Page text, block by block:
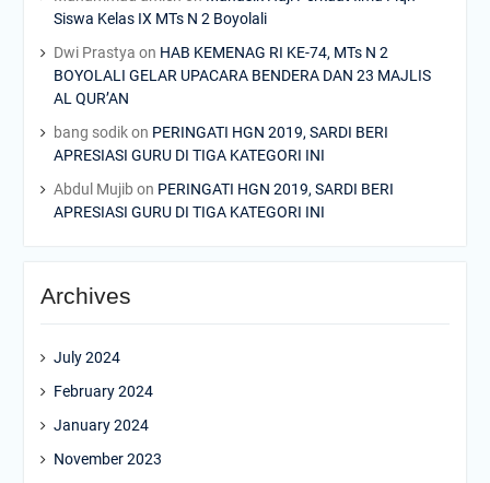
Siswa Kelas IX MTs N 2 Boyolali
Dwi Prastya on HAB KEMENAG RI KE-74, MTs N 2
BOYOLALI GELAR UPACARA BENDERA DAN 23 MAJLIS
AL QUR’AN
bang sodikon PERINGATI HGN 2019, SARDI BERI
APRESIASI GURU DI TIGA KATEGORI INI
Abdul Mujib on PERINGATI HGN 2019, SARDI BERI
APRESIASI GURU DI TIGA KATEGORI INI
Archives
July 2024
February 2024
January 2024
November 2023